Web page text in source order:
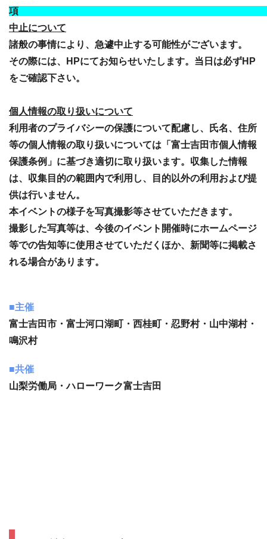
中止について
諸般の事情により、急遽中止する可能性がございます。
その際には、HPにてお知らせいたします。当日は必ずHP
をご確認下さい。
個人情報の取り扱いについて
利用者のプライバシーの保護について配慮し、氏名、住所
等の個人情報の取り扱いについては「富士吉田市個人情報
保護条例」に基づき適切に取り扱います。収集した情報
は、収集目的の範囲内で利用し、目的以外の利用および提
供は行いません。
本イベントの様子を写真撮影等させていただきます。
撮影した写真等は、今後のイベント開催時にホームページ
等での告知等に使用させていただくほか、新聞等に掲載さ
れる場合があります。
■主催
富士吉田市・富士河口湖町・西桂町・忍野村・山中湖村・
鳴沢村
■共催
山梨労働局・ハローワーク富士吉田